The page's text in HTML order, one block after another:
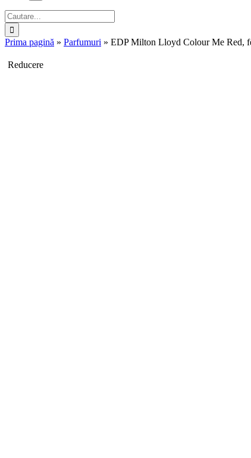
Cautare...
Prima pagină » Parfumuri » EDP Milton Lloyd Colour Me Red,
Reducere